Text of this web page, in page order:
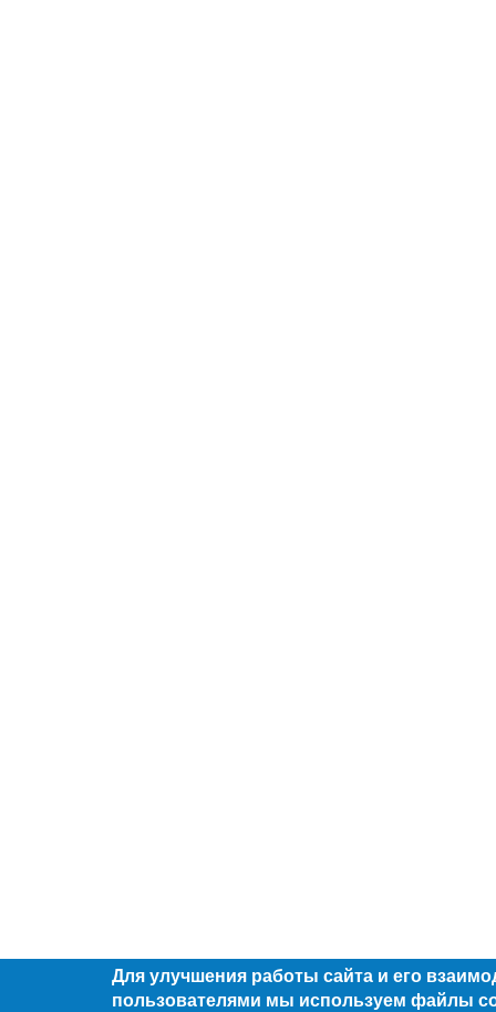
Для улучшения работы сайта и его
пользователями мы используем файлы